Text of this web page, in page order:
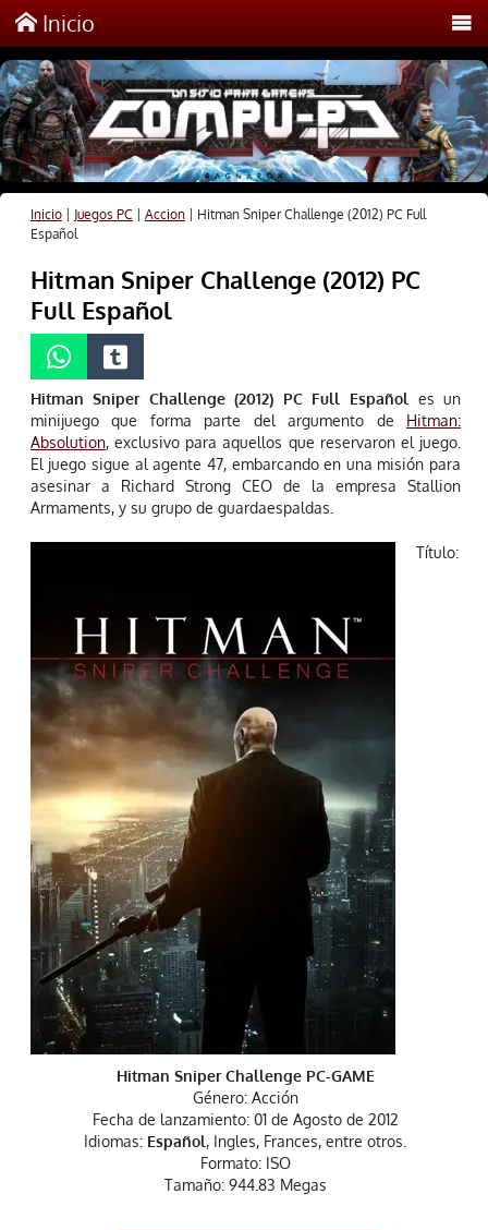
Inicio
Inicio| Juegos PC Accion| Hitman Sniper Challenge (2012) PC Full
Español
Hitman Sniper Challenge (2012) PC
Full Español
Hitman Sniper Challenge (2012) PC Full Español es un
minijuego que forma parte del argumento de Hitman:
Absolution, exclusivo para aquellos que reservaron el juego.
El juego sigue al agente 47, embarcando en una misión para
asesinar a Richard Strong CEO de la empresa Stallion
Armaments, y su grupo de guardaespaldas.
Título:
Hitman Sniper Challenge PC-GAME
Género: Acción
Fecha de lanzamiento: 01 de Agosto de 2012
Idiomas: Español, Ingles, Frances, entre otros.
Formato: ISO
Tamaño: 944.83 Megas